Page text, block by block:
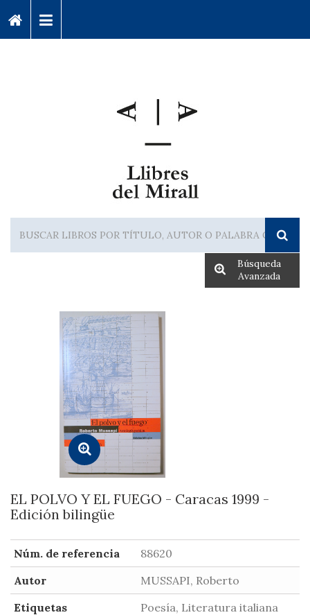
Búsqueda
Avanzada
EL POLVO Y EL FUEGO - Caracas 1999 -
Edición bilingüe
Núm. de referencia
88620
Autor
MUSSAPI, Roberto
Etiquetas
Poesía, Literatura italiana